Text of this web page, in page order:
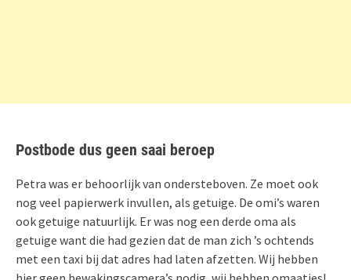
Postbode dus geen saai beroep
Petra was er behoorlijk van ondersteboven. Ze moet ook
nog veel papierwerk invullen, als getuige. De omi’s waren
ook getuige natuurlijk. Er was nog een derde oma als
getuige want die had gezien dat de man zich ’s ochtends
met een taxi bij dat adres had laten afzetten. Wij hebben